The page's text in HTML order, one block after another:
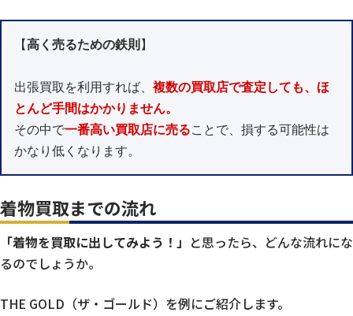
【高く売るための鉄則 】
出張買取を利用すれば、 複数の買取店で査定しても、ほ
とんど手間はかかりません。
その中で一番高い買取店に売ることで、損する可能性は
かなり低くなります。
着物買取までの流れ
「着物を買取に出してみよう！」 と思ったら、どんな流れにな
るのでしょうか。
THE GOLD（ザ・ゴールド）を例にご紹介します。